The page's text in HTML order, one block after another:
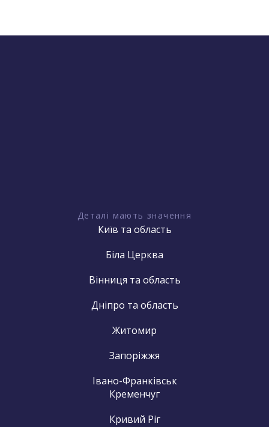
Деталі мають значення
Київ та область
Біла Церква
Вінниця та область
Дніпро та область
Житомир
Запоріжжя
Івано-Франківськ
Кременчуг
Кривий Ріг